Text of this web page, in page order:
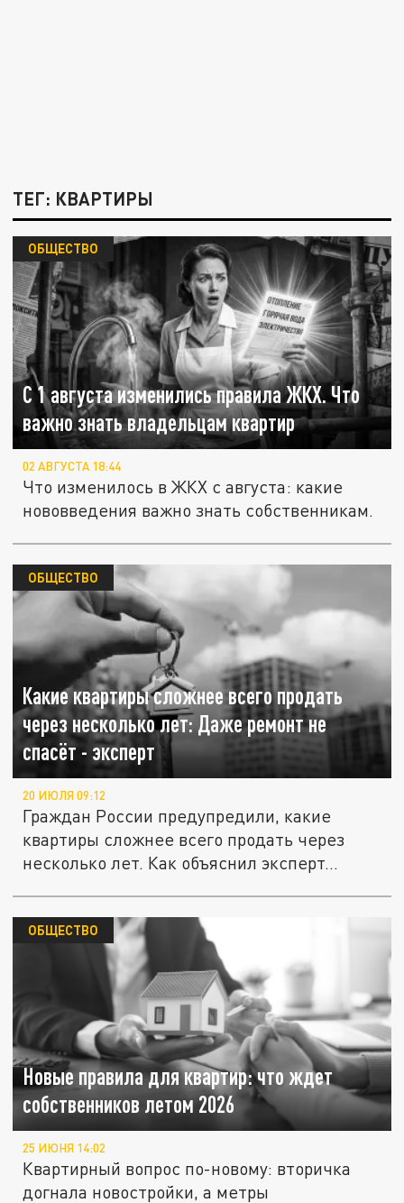
ТЕГ: КВАРТИРЫ
С 1 августа изменились правила ЖКХ. Что
важно знать владельцам квартир
ОБЩЕСТВО
02 АВГУСТА 18:44
Что изменилось в ЖКХ с августа: какие
нововведения важно знать собственникам.
Какие квартиры сложнее всего продать
через несколько лет: Даже ремонт не
спасёт - эксперт
ОБЩЕСТВО
20 ИЮЛЯ 09:12
Граждан России предупредили, какие
квартиры сложнее всего продать через
несколько лет. Как объяснил эксперт...
Новые правила для квартир: что ждет
собственников летом 2026
ОБЩЕСТВО
25 ИЮНЯ 14:02
Квартирный вопрос по-новому: вторичка
догнала новостройки, а метры